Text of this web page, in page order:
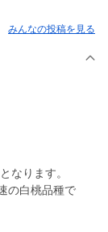
みんなの投稿を見る
なります。
の白桃品種で